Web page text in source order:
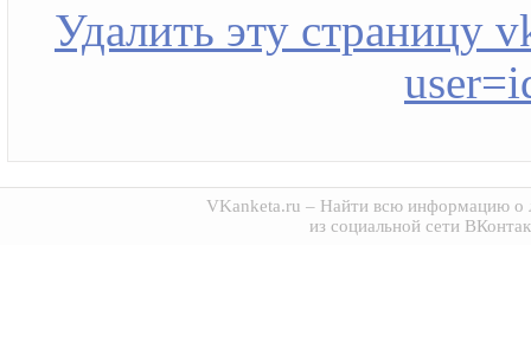
Удалить эту страницу
VKanketa.ru – Найти всю информацию о
из социальной сети